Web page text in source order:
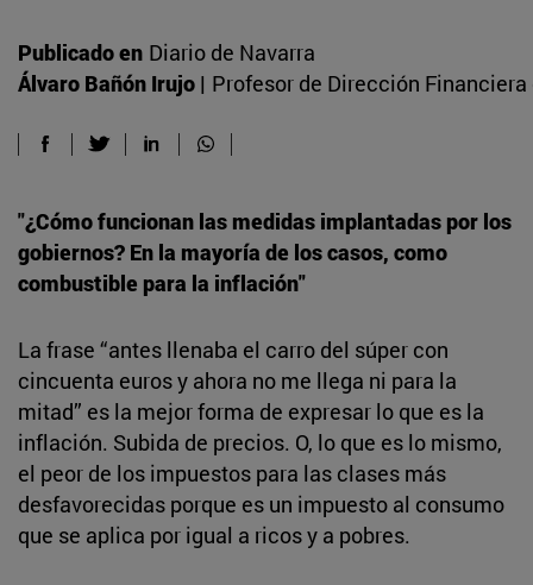
Publicado en Diario de Navarra
Álvaro Bañón Irujo | Profesor de Dirección
"¿Cómo funcionan las medidas implantadas por los
gobiernos? En la mayoría de los casos, como
combustible para la inflación"
La frase “antes llenaba el carro del súper con
cincuenta euros y ahora no me llega ni para la
mitad” es la mejor forma de expresar lo que es la
inflación. Subida de precios. O, lo que es lo mismo,
el peor de los impuestos para las clases más
desfavorecidas porque es un impuesto al consumo
que se aplica por igual a ricos y a pobres.